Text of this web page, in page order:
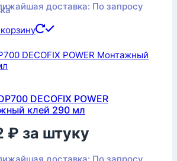
доставка: По запросу
DECOFIX POWER
клей 290 мл
₽ за штуку
доставка: По запросу